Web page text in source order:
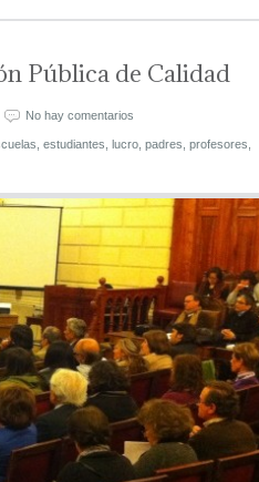
Pública de Calidad
No hay comentarios
estudiantes lucro padres profesores